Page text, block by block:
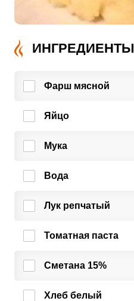
ИНГРЕДИЕНТЫ
Фарш мясной
Яйцо
Мука
Вода
Лук репчатый
Томатная паста
Сметана 15%
Хлеб белый